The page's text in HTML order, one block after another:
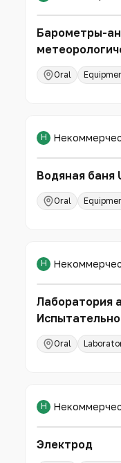
Барометры-
Oral
Н
Oral
Н
Лаборатория
Oral
Н
Электрод